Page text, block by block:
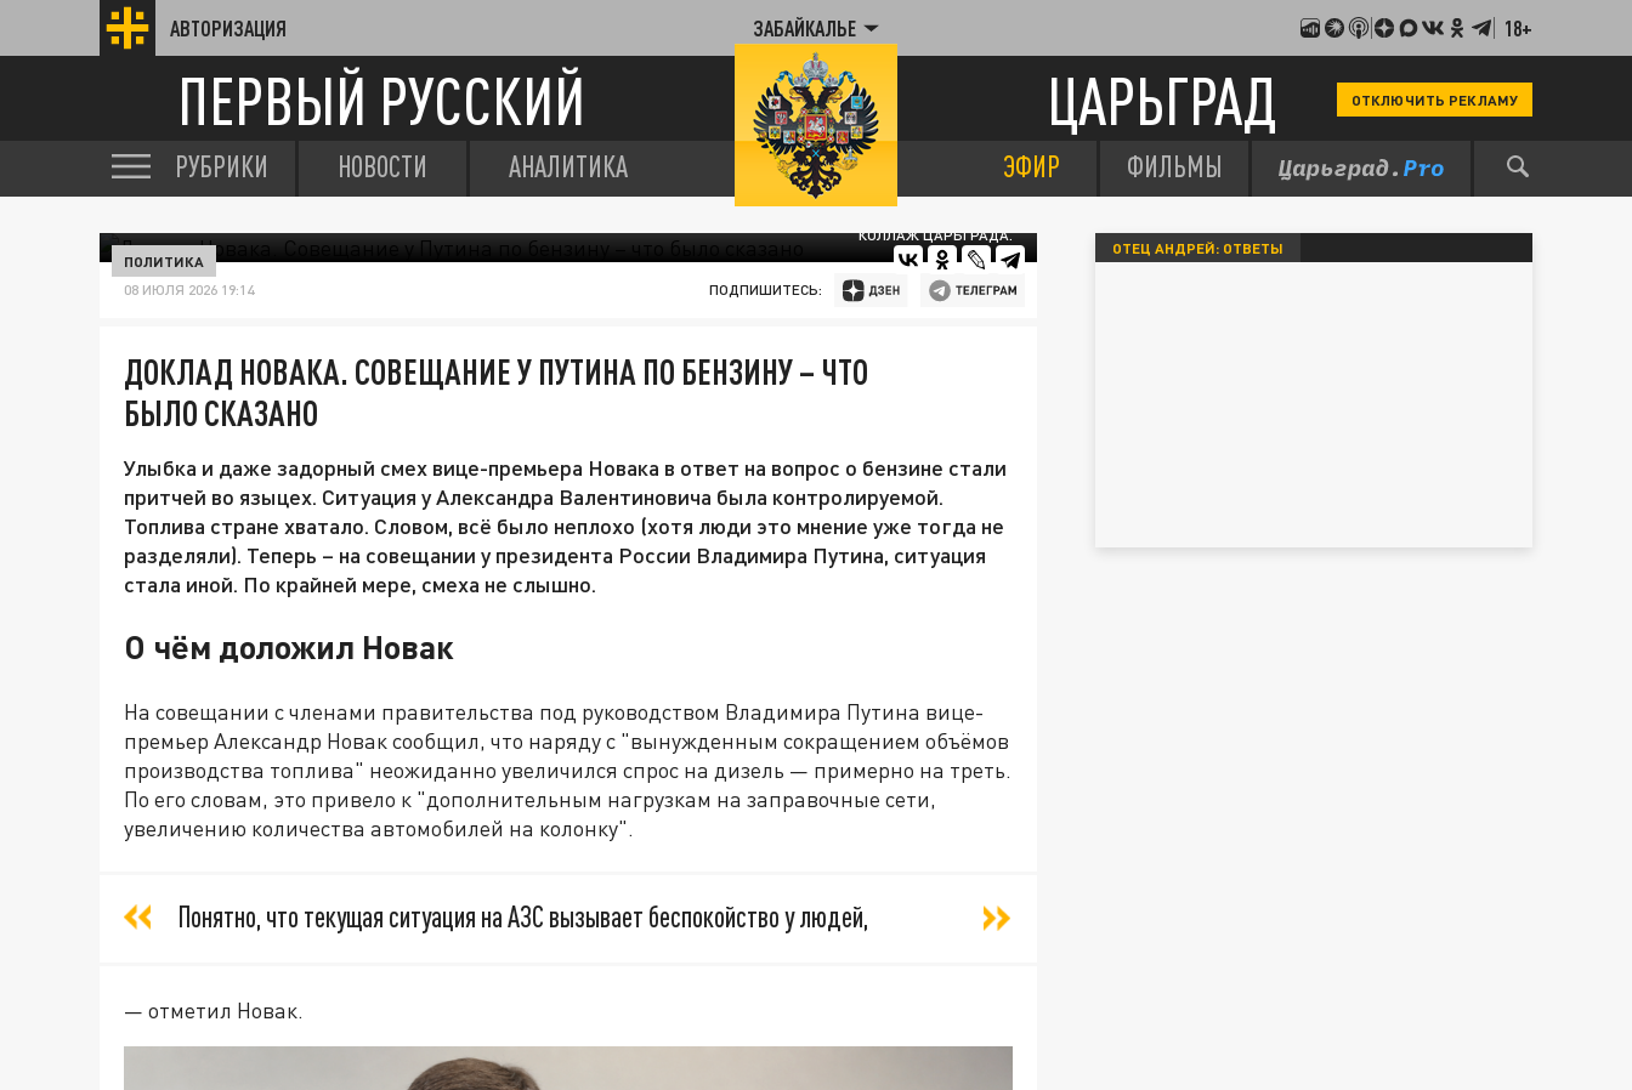
АВТОРИЗАЦИЯ ЗАБАЙКАЛЬЕ 18+
ПЕРВЫЙ РУССКИЙ ЦАРЬГРАД ОТКЛЮЧИТЬ РЕКЛАМУ
РУБРИКИ НОВОСТИ АНАЛИТИКА ЭФИР ФИЛЬМЫ
КОЛЛАЖ ЦАРЬГРАДА.
ПОЛИТИКА
08 ИЮЛЯ 2026 19:14 ПОДПИШИТЕСЬ:
ДОКЛАД НОВАКА. СОВЕЩАНИЕ У ПУТИНА ПО БЕНЗИНУ – ЧТО
БЫЛО СКАЗАНО
Улыбка и даже задорный смех вице-премьера Новака в ответ на вопрос о бензине стали
притчей во языцех. Ситуация у Александра Валентиновича была контролируемой.
Топлива стране хватало. Словом, всё было неплохо (хотя люди это мнение уже тогда не
разделяли). Теперь – на совещании у президента России Владимира Путина, ситуация
стала иной. По крайней мере, смеха не слышно.
О чём доложил Новак
На совещании с членами правительства под руководством Владимира Путина вице-
премьер Александр Новак сообщил, что наряду с "вынужденным сокращением объёмов
производства топлива" неожиданно увеличился спрос на дизель — примерно на треть.
По его словам, это привело к "дополнительным нагрузкам на заправочные сети,
увеличению количества автомобилей на колонку".
Понятно, что текущая ситуация на АЗС вызывает беспокойство у людей,
— отметил Новак.
ОТЕЦ АНДРЕЙ: ОТВЕТЫ